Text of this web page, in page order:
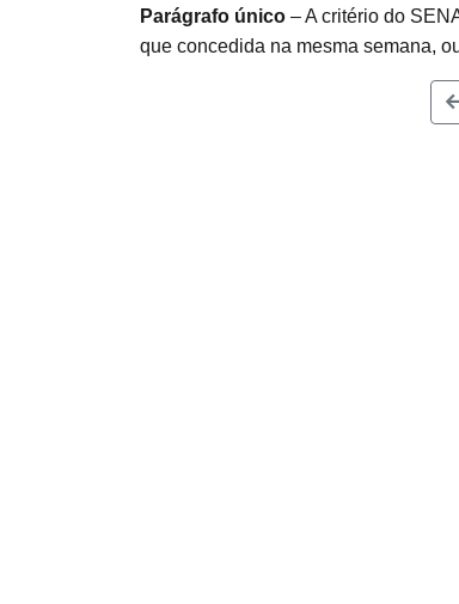
Parágrafo único – A critério do
que concedida na mesma semana,